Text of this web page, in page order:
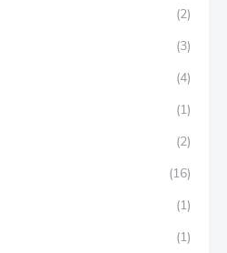
(2)
(3)
(4)
(1)
(2)
(16)
(1)
(1)